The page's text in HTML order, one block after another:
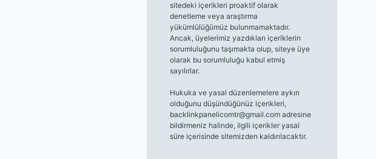
sitedeki içerikleri proaktif olarak
denetleme veya araştırma
yükümlülüğümüz bulunmamaktadır.
Ancak, üyelerimiz yazdıkları içeriklerin
sorumluluğunu taşımakta olup, siteye üye
olarak bu sorumluluğu kabul etmiş
sayılırlar.
Hukuka ve yasal düzenlemelere aykırı
olduğunu düşündüğünüz içerikleri,
backlinkpanelicomtr@gmail.comadresine
bildirmeniz halinde, ilgili içerikler yasal
süre içerisinde sitemizden kaldırılacaktır.